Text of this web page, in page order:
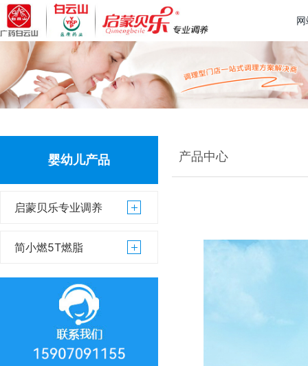
婴幼儿产品
启蒙贝乐专业调养
简小燃5T燃脂
产品中心